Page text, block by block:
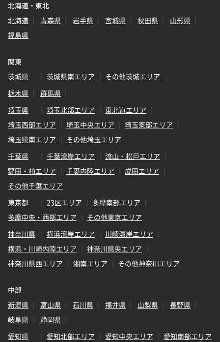
北海道・東北
北海道
青森県 岩手県 宮城県 秋田県
山形県
福島県
関東
茨城県
茨城県南エリア
その他茨城エリア
栃木県
群馬県
埼玉県
埼玉北部エリア
東北道エリア
埼玉西部エリア
埼玉中央エリア
埼玉東部エリア
埼玉県南エリア
その他埼玉エリア
千葉県
千葉湾岸エリア
流山・松戸エリア
野田・柏エリア
千葉内陸エリア
成田エリア
その他千葉エリア
東京都
23区エリア
多摩南部エリア
多摩中央・西部エリア
その他東京エリア
神奈川県
横浜湾岸エリア
川崎湾岸エリア
横浜・川崎内陸エリア
神奈川県央エリア
神奈川県西エリア
湘南エリア その他神奈川エリア
中部
新潟県
富山県 石川県 福井県 山梨県
長野県
岐阜県
静岡県
愛知県
愛知北部エリア 愛知中央エリア
愛知南部エリア